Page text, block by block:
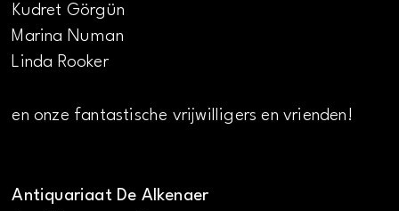
Kudret Görgün
Marina Numan
Linda Rooker
en onze fantastische vrijwilligers en vrienden!
Antiquariaat De Alkenaer